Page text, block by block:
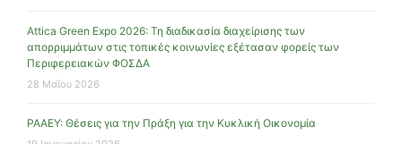
Attica Green Expo 2026: Τη διαδικασία διαχείρισης των
απορριμμάτων στις τοπικές κοινωνίες εξέτασαν φορείς των
Περιφερειακών ΦΟΣΔΑ
28 Μαΐου 2026
ΡΑΑΕΥ: Θέσεις για την Πράξη για την Κυκλική Οικονομία